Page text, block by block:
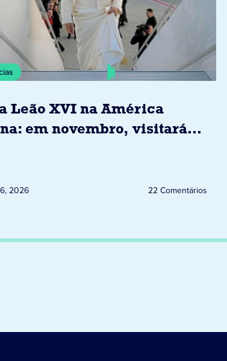
Leão XVI na América
em novembro, visitará
2026 22 Comentários